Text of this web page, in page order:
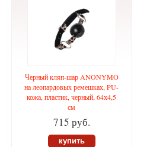
Черный кляп-шар ANONYMO
на леопардовых ремешках, PU-
кожа, пластик, черный, 64х4,5
см
715 руб.
купить